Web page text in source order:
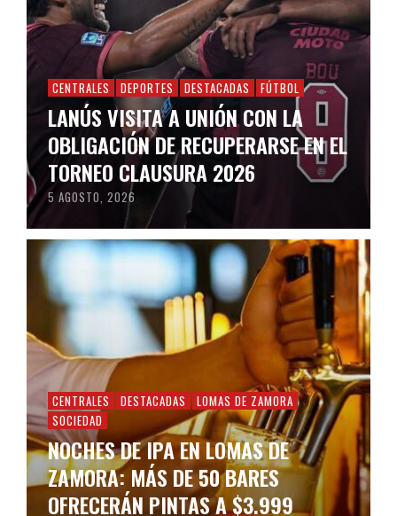
CENTRALES DEPORTES DESTACADAS FÚTBOL
LANÚS VISITA A UNIÓN CON LA
OBLIGACIÓN DE RECUPERARSE EN EL
TORNEO CLAUSURA 2026
5 AGOSTO, 2026
CENTRALES DESTACADAS
LOMAS DE ZAMORA
SOCIEDAD
NOCHES DE IPA EN LOMAS DE
ZAMORA: MÁS DE 50 BARES
OFRECERÁN PINTAS A $3.999